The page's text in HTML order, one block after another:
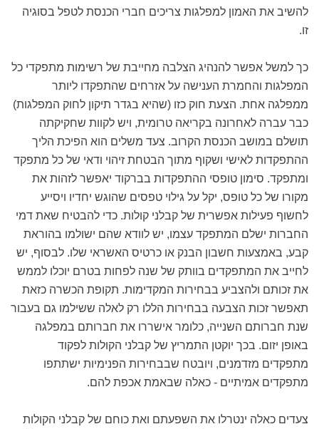
להשיב את האמון למפלגות צריכים חברי הכנסת לטפל בסוגיה
זו.
כך למשל אפשר להנהיג הצלבה מחייבת של רשימות מתפקדי כל
המפלגות והחמרת הענישה על אזרחים שהתפקדו ליותר
ממפלגה אחת. הצעת חוק כזו (שהיא בגדר תיקון לחוק המפלגות)
כבר עברה לאחרונה בקריאה טרומית, ויש לקוות שחקיקתה
תושלם במושב הכנסת הקרוב. צעד משלים הוא הפיכת הליך
ההתפקדות לאישי ושקוף מתוך הבטחת זיהוי ודאי של כל מתפקד
ומתפקד. סימון טופסי ההתפקדות בברקוד יאפשר לזהות את
מקורו של כל טופס, יקל על גילוי טפסים שהוגש יחדיו ויסייע
לחשוף פעילות אפשרית של קבלני קולות. כדי להבטיח שאת דמי
החברות ישלם המתפקד עצמו, יש לוודא שהם ישולמו בהוראת
קבע, באמצעות חשבון הבנק או כרטיס האשראי שלו. לבסוף, יש
לחייב את המתפקדים בוותק של שנה לפחות בטרם יוכלו לממש
את זכותם ולהצביע בבחירות המקדימות. תקופת הכשרה כזאת
תאפשר זכות הצבעה בבחירות הללו רק לאלה ששילמו גם בעבור
שנת חברותם השנייה, כלומר אישררו את חברותם במפלגה
באופן יזום. בכך יוקטן התמריץ של קבלני הקולות לפקוד
מתפקדים מזדמנים, ויובטח שבבחירות הפנימיות ישתתפו
מתפקדים אמיתיים - כאלה שבאמת אכפת להם.
צעדים כאלה ינטרלו את השפעתם ואת כוחם של קבלני הקולות